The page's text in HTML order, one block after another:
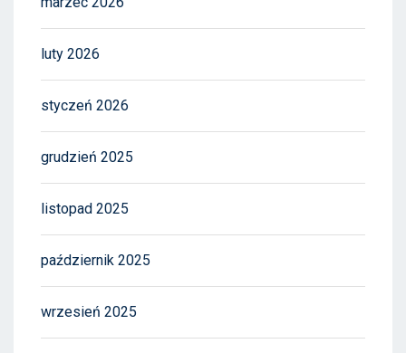
luty 2026
styczeń 2026
grudzień 2025
listopad 2025
październik 2025
wrzesień 2025